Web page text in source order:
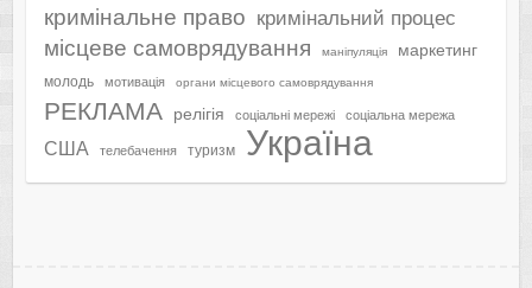
кримінальне право кримінальний процес
місцеве самоврядування маніпуляція маркетинг
молодь мотивація органи місцевого самоврядування
РЕКЛАМА релігія соціальні мережі соціальна мережа
США телебачення туризм Україна